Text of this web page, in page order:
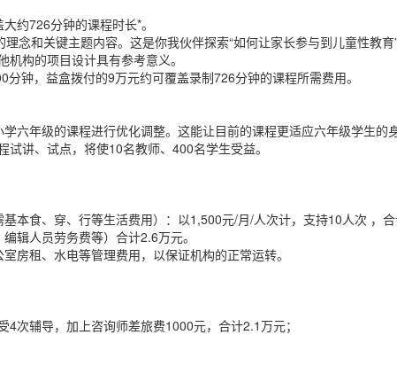
约726分钟的课程时长*。
念和关键主题内容。这是你我伙伴探索“如何让家长参与到儿童性教
构的项目设计具有参考意义。
钟，益盒拨付的9万元约可覆盖录制726分钟的课程所需费用。
六年级的课程进行优化调整。这能让目前的课程更适应六年级学生的
讲、试点，将使10名教师、400名学生受益。
本食、穿、行等生活费用）：以1,500元/月/人次计，支持10人次 ，合
辑人员劳务费等）合计2.6万元。
房租、水电等管理费用，以保证机构的正常运转。
次辅导，加上咨询师差旅费1000元，合计2.1万元；